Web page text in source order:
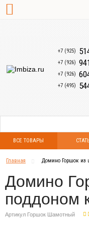
+7 (925)
+7 (926)
+7 (926)
+7 (495)
ВСЕ ТОВАРЫ
Главная Домино Горшок из
Домино
поддоном
Артикул Горшок Шамотный